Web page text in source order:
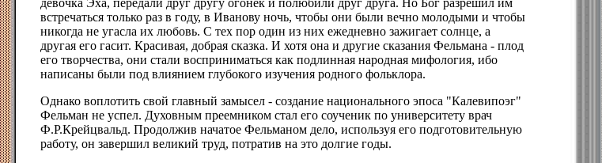
девочка Эха, передали друг другу огонек и полюбили друг друга. Но Бог разрешил им
встречаться только раз в году, в Иванову ночь, чтобы они были вечно молодыми и чтобы
никогда не угасла их любовь. С тех пор один из них ежедневно зажигает солнце, а
другая его гасит. Красивая, добрая сказка. И хотя она и другие сказания Фельмана - плод
его творчества, они стали восприниматься как подлинная народная мифология, ибо
написаны были под влиянием глубокого изучения родного фольклора.
Однако воплотить свой главный замысел - создание национального эпоса "Калевипоэг"
Фельман не успел. Духовным преемником стал его соученик по университету врач
Ф.Р.Крейцвальд. Продолжив начатое Фельманом дело, используя его подготовительную
работу, он завершил великий труд, потратив на это долгие годы.